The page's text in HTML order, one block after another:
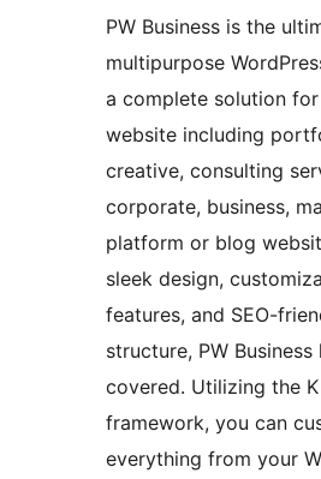
PW Business is the
multipurpose
a complete solution
website including
creative, consulting
corporate, business,
platform or blog
sleek design,
features, and SEO-
structure, PW Business
covered. Utilizing the
framework, you can
everything from your